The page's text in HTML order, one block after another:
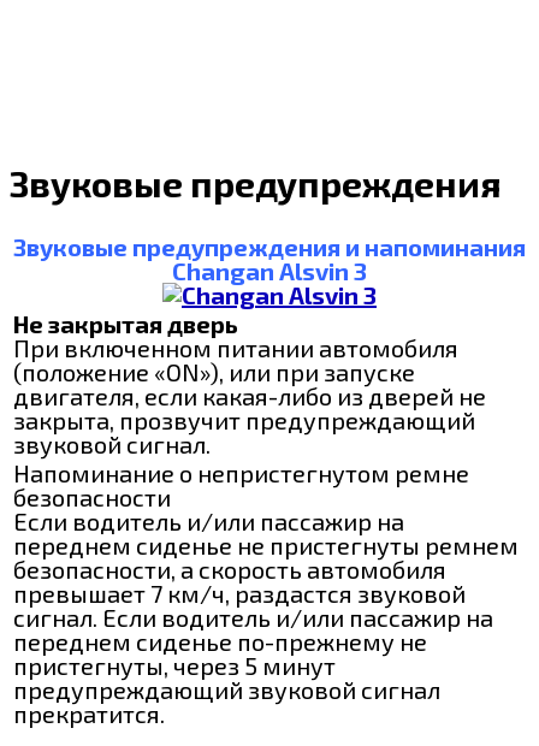
Звуковые предупреждения
Звуковые предупреждения и напоминания
Changan Alsvin 3
Не закрытая дверь
При включенном питании автомобиля
(положение «ON»), или при запуске
двигателя, если какая-либо из дверей не
закрыта, прозвучит предупреждающий
звуковой сигнал.
Напоминание о непристегнутом ремне
безопасности
Если водитель и/или пассажир на
переднем сиденье не пристегнуты ремнем
безопасности, а скорость автомобиля
превышает 7 км/ч, раздастся звуковой
сигнал. Если водитель и/или пассажир на
переднем сиденье по-прежнему не
пристегнуты, через 5 минут
предупреждающий звуковой сигнал
прекратится.